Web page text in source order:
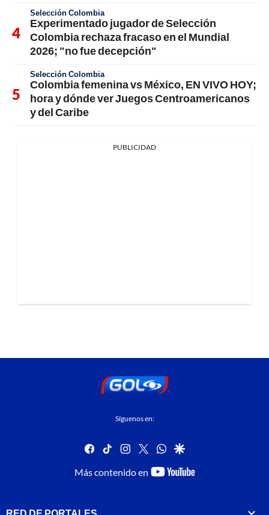
Selección Colombia
Experimentado jugador de Selección
Colombia rechaza fracaso en el Mundial
2026; "no fue decepción"
Selección Colombia
Colombia femenina vs México, EN VIVO HOY;
hora y dónde ver Juegos Centroamericanos
y del Caribe
PUBLICIDAD
Síguenos en:
facebook
tiktok instagram
twitterwhatsapp
google
Más contenido en
youtube-
RED DE PORTALES